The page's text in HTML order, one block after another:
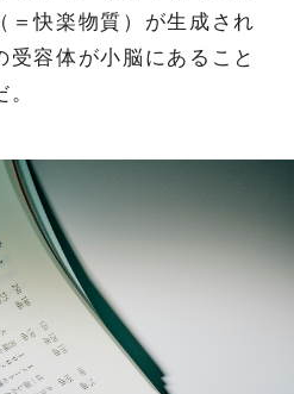
＝快楽物質）が生成され
受容体が小脳にあること